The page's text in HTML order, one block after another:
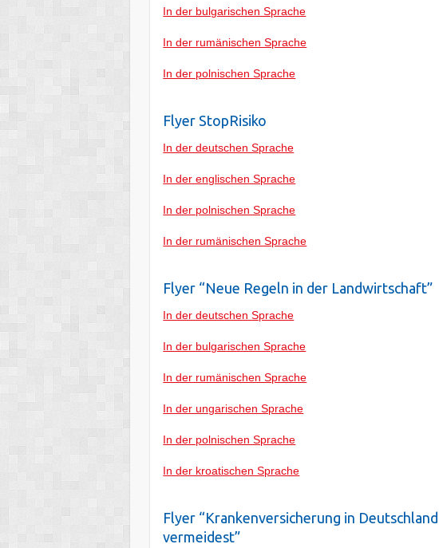
In der bulgarischen Sprache
In der rumänischen Sprache
In der polnischen Sprache
Flyer StopRisiko
In der deutschen Sprache
In der englischen Sprache
In der polnischen Sprache
In der rumänischen Sprache
Flyer “Neue Regeln in der Landwirtschaft”
In der deutschen Sprache
In der bulgarischen Sprache
In der rumänischen Sprache
In der ungarischen Sprache
In der polnischen Sprache
In der kroatischen Sprache
Flyer “Krankenversicherung in
vermeidest”